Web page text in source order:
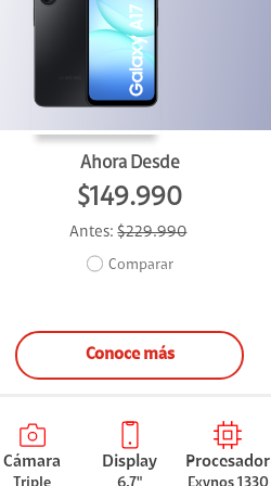
Ahora Desde
$149.990
Antes:$229.990
Comparar
Conoce más
Cámara Display Procesador